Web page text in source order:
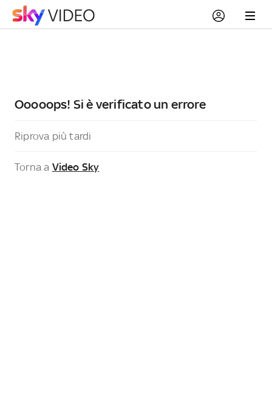
Ooooops! Si è verificato un errore
Riprova più tardi
Torna a Video Sky